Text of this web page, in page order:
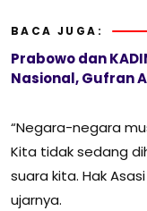
BACA JUGA:
Prabowo dan
Nasional, Gufran
“Negara-negara
Kita tidak sedang
suara kita. Hak
ujarnya.